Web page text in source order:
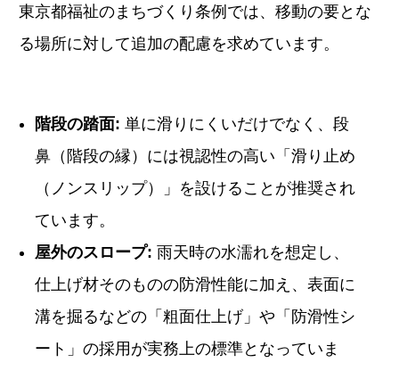
東京都福祉のまちづくり条例では、移動の要とな
る場所に対して追加の配慮を求めています。
階段の踏面:単に滑りにくいだけでなく、段
鼻（階段の縁）には視認性の高い「滑り止め
（ノンスリップ）」を設けることが推奨され
ています。
屋外のスロープ: 雨天時の水濡れを想定し、
仕上げ材そのものの防滑性能に加え、表面に
溝を掘るなどの「粗面仕上げ」や「防滑性シ
ート」の採用が実務上の標準となっていま